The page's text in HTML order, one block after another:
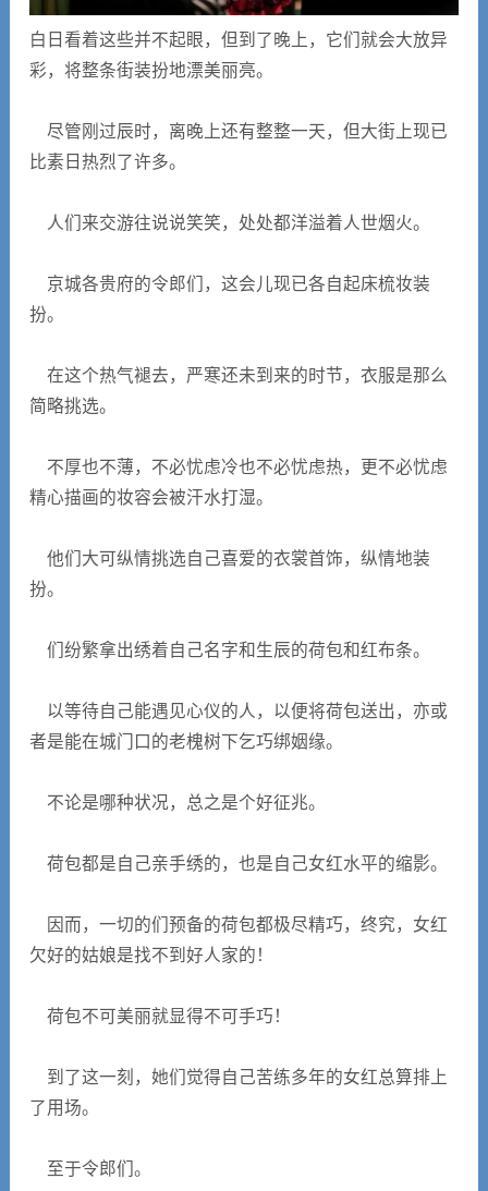
白日看着这些并不起眼，但到了晚上，它们就会大放异
彩，将整条街装扮地漂美丽亮。
尽管刚过辰时，离晚上还有整整一天，但大街上现已
比素日热烈了许多。
人们来交游往说说笑笑，处处都洋溢着人世烟火。
京城各贵府的令郎们，这会儿现已各自起床梳妆装
扮。
在这个热气褪去，严寒还未到来的时节，衣服是那么
简略挑选。
不厚也不薄，不必忧虑冷也不必忧虑热，更不必忧虑
精心描画的妆容会被汗水打湿。
他们大可纵情挑选自己喜爱的衣裳首饰，纵情地装
扮。
们纷繁拿出绣着自己名字和生辰的荷包和红布条。
以等待自己能遇见心仪的人，以便将荷包送出，亦或
者是能在城门口的老槐树下乞巧绑姻缘。
不论是哪种状况，总之是个好征兆。
荷包都是自己亲手绣的，也是自己女红水平的缩影。
因而，一切的们预备的荷包都极尽精巧，终究，女红
欠好的姑娘是找不到好人家的！
荷包不可美丽就显得不可手巧！
到了这一刻，她们觉得自己苦练多年的女红总算排上
了用场。
至于令郎们。